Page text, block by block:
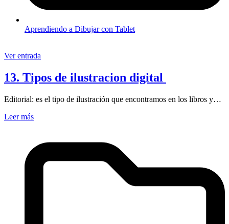
Aprendiendo a Dibujar con Tablet
Ver entrada
13. Tipos de ilustracion digital
Editorial: es el tipo de ilustración que encontramos en los libros y…
Leer más